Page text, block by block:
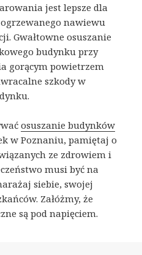
jest lepsze dla
nawiewu
Gwałtowne osuszanie
budynku przy
gorącym powietrzem
szkody w
osuszanie budynków
w Poznaniu, pamiętaj o
ze zdrowiem i
musi być na
siebie, swojej
Załóżmy, że
są pod napięciem.